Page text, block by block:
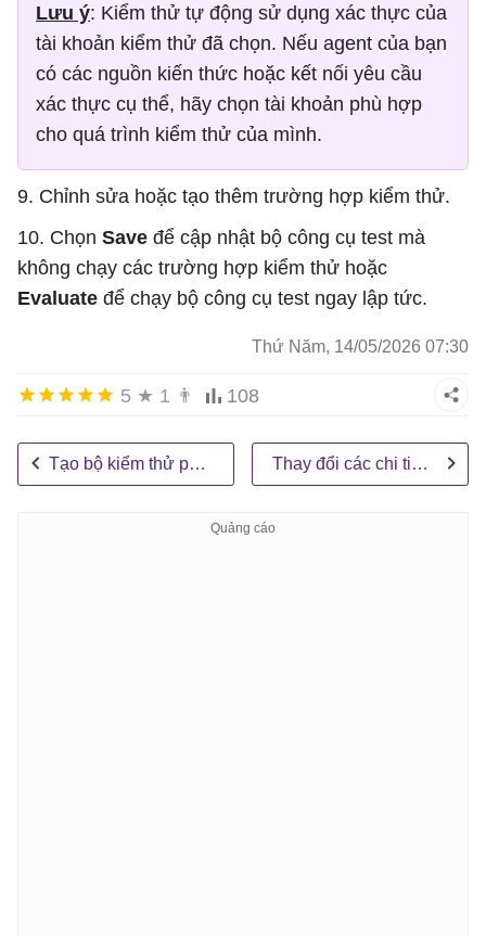
Lưu ý: Kiểm thử tự động sử dụng xác thực của
tài khoản kiểm thử đã chọn. Nếu agent của bạn
có các nguồn kiến ​​thức hoặc kết nối yêu cầu
xác thực cụ thể, hãy chọn tài khoản phù hợp
cho quá trình kiểm thử của mình.
9. Chỉnh sửa hoặc tạo thêm trường hợp kiểm thử.
10. Chọn Save để cập nhật bộ công cụ test mà
không chạy các trường hợp kiểm thử hoặc
Evaluate để chạy bộ công cụ test ngay lập tức.
Thứ Năm, 14/05/2026 07:30
5 ★ 1 👨 108
Tạo bộ kiểm thử phản hồi đơn Thay đổi các chi tiết của bộ công cụ test